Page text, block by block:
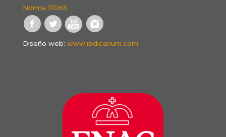
Norma 17065
Diseño web: www.radicarium.com